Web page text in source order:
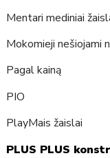
Mentari mediniai
Mokomieji nešiojami
Pagal kainą
PIO
PlayMais žaislai
PLUS PLUS